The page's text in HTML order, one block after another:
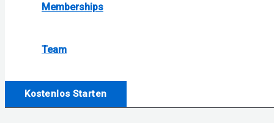
Memberships
Team
Kostenlos Starten